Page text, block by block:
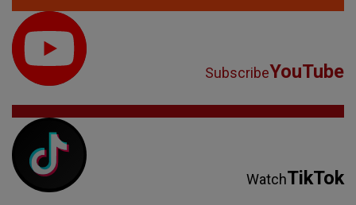
SubscribeYouTube
WatchTikTok